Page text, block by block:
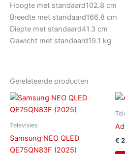
Hoogte met standaard102.8 cm
Breedte met standaard166.8 cm
Diepte met standaard41.3 cm
Gewicht met standaard19.1 kg
Gerelateerde producten
Televisies
Samsung NEO QLED
QE75QN83F (2025)
€